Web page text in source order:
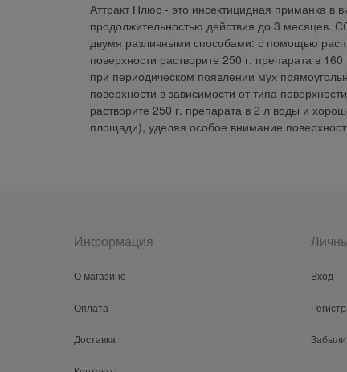
Аттракт Плюс - это инсектицидная приманка
продолжительностью действия до 3 месяцев.
двумя различными способами: с помощью
поверхности растворите 250 г. препарата в
при периодическом появлении мух
поверхности в зависимости от типа
растворите 250 г. препарата в 2 л воды и
площади), уделяя особое внимание
Информация
О магазине
Оплата
Доставка
Вход